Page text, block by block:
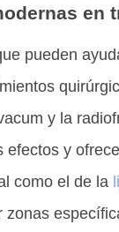
en
pueden
y la
y
como el de la